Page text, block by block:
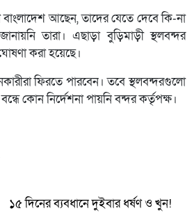
বাংলাদেশ আছেন, তাদের যেতে দেবে কি-না
তারা। এছাড়া বুড়িমাড়ী স্থলবন্দর
করা হয়েছে।
ফিরতে পারবেন। তবে স্থলবন্দরগুলো
কোন নির্দেশনা পায়নি বন্দর কর্তৃপক্ষ।
১৫ দিনের ব্যবধানে দুইবার ধর্ষণ ও খুন!